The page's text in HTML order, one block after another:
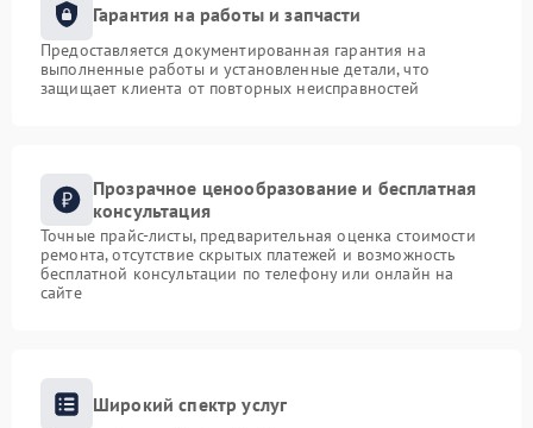
Гарантия на работы и запчасти
Предоставляется документированная гарантия на
выполненные работы и установленные детали, что
защищает клиента от повторных неисправностей
Прозрачное ценообразование и бесплатная
консультация
Точные прайс-листы, предварительная оценка стоимости
ремонта, отсутствие скрытых платежей и возможность
бесплатной консультации по телефону или онлайн на
сайте
Широкий спектр услуг